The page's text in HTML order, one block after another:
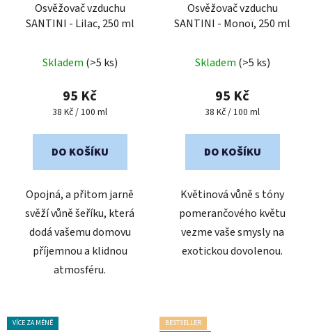
Osvěžovač vzduchu
SANTINI - Lilac, 250 ml
hodnocení
produktu
je
z
Skladem (>5 ks)
95 Kč
Měrná
38 Kč / 100 ml
DO KOŠÍKU
Opojná, a přitom jarně
svěží vůně šeříku, která
dodá vašemu domovu
příjemnou a klidnou
atmosféru.
Osvěžovač vzduchu
SANTINI - Monoï, 250 ml
hodnocení
produktu
je
z
Skladem (>5 ks)
95 Kč
Měrná
38 Kč / 100 ml
DO KOŠÍKU
Květinová vůně s tóny
pomerančového květu
vezme vaše smysly na
exotickou dovolenou.
VÍCE ZA MÉNĚ
BESTSELLER